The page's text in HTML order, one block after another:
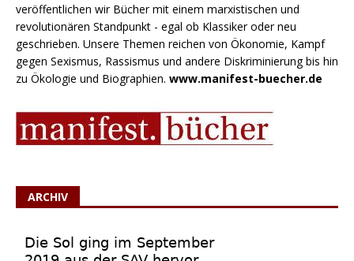
veröffentlichen wir Bücher mit einem marxistischen und
revolutionären Standpunkt - egal ob Klassiker oder neu
geschrieben. Unsere Themen reichen von Ökonomie, Kampf
gegen Sexismus, Rassismus und andere Diskriminierung bis hin
zu Ökologie und Biographien. www.manifest-buecher.de
ARCHIV